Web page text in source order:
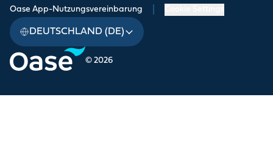
© 2026
Oase App-Nutzungsvereinbarung
DEUTSCHLAND (DE)